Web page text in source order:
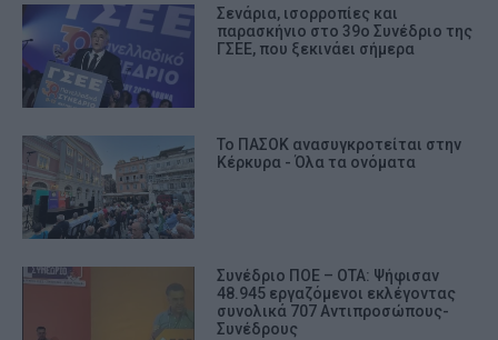
Σενάρια, ισορροπίες και
παρασκήνιο στο 39ο Συνέδριο της
ΓΣΕΕ, που ξεκινάει σήμερα
Το ΠΑΣΟΚ ανασυγκροτείται στην
Κέρκυρα - Όλα τα ονόματα
Συνέδριο ΠΟΕ – ΟΤΑ: Ψήφισαν
48.945 εργαζόμενοι εκλέγοντας
συνολικά 707 Αντιπροσώπους-
Συνέδρους